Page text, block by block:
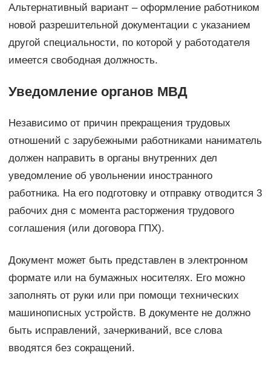
Альтернативный вариант – оформление работником
новой разрешительной документации с указанием
другой специальности, по которой у работодателя
имеется свободная должность.
Уведомление органов МВД
Независимо от причин прекращения трудовых
отношений с зарубежными работниками наниматель
должен направить в органы внутренних дел
уведомление об увольнении иностранного
работника. На его подготовку и отправку отводится 3
рабочих дня с момента расторжения трудового
соглашения (или договора ГПХ).
Документ может быть представлен в электронном
формате или на бумажных носителях. Его можно
заполнять от руки или при помощи технических
машинописных устройств. В документе не должно
быть исправлений, зачеркиваний, все слова
вводятся без сокращений.